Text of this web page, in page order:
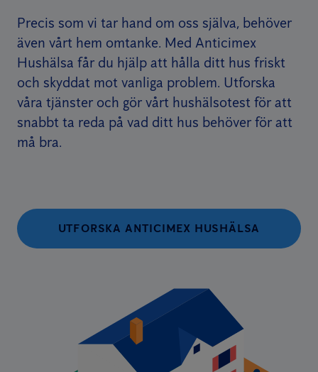
Precis som vi tar hand om oss själva, behöver
även vårt hem omtanke. Med Anticimex
Hushälsa får du hjälp att hålla ditt hus friskt
och skyddat mot vanliga problem. Utforska
våra tjänster och gör vårt hushälsotest för att
snabbt ta reda på vad ditt hus behöver för att
må bra.
UTFORSKA ANTICIMEX HUSHÄLSA